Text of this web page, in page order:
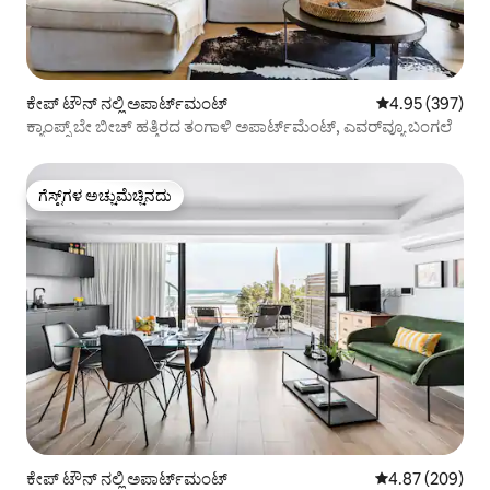
ಕೇಪ್‌ ಟೌನ್ ನಲ್ಲಿ ಅಪಾರ್ಟ್‌ಮಂಟ್ 5 ರಲ್ಲಿ 4.95
4.95 (397)
ಕ್ಯಾಂಪ್ಸ್ ಬೇ ಬೀಚ್ ಹತ್ತಿರದ ತಂಗಾಳಿ ಅಪಾರ್ಟ್‌ಮೆಂಟ್, ಎವರ್‌ವ್ಯೂ ಬಂಗಲೆ
ಗೆಸ್ಟ್‌ಗಳ ಅಚ್ಚುಮೆಚ್ಚಿನದು
ಗೆಸ್ಟ್‌ಗಳ ಅಚ್ಚುಮೆಚ್ಚಿನದು
ಕೇಪ್‌ ಟೌನ್ ನಲ್ಲಿ ಅಪಾರ್ಟ್‌ಮಂಟ್ 5 ರಲ್ಲಿ 4.87
4.87 (209)